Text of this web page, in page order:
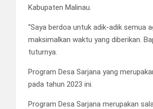
Kabupaten Malinau.
“Saya berdoa untuk adik-adik semua
maksimalkan waktu yang diberikan.
tuturnya.
Program Desa Sarjana yang
pada tahun 2023 ini.
Program Desa Sarjana merupakan